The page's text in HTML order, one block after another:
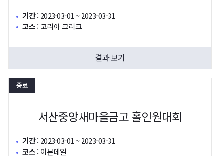
기간: 2023-03-01 ~ 2023-03-31
코스: 코리아 크리크
결과 보기
종료
서산중앙새마을금고 홀인원대회
기간: 2023-03-01 ~ 2023-03-31
코스: 이븐데일